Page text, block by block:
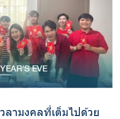
ลามงคลที่เต็มไปด้วย